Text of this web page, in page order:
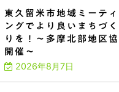
東久留米市地域ミーティ
ングでより良いまちづく
りを！～多摩北部地区協
開催～
2026年8月7日